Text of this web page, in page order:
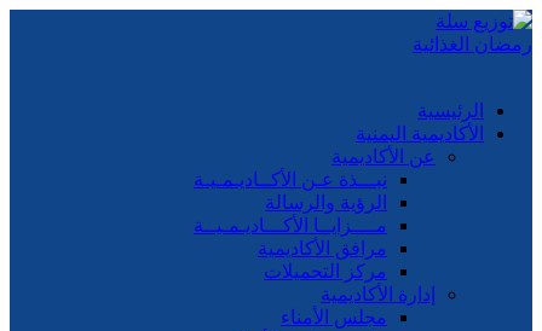
الرئيسية
الأكاديمية اليمنية
عن الأكاديمية
نبـــذة عـن الأكــاديـمـيـة
الرؤية والرسالة
مــــزايــا الأكـــاديـمـيــة
مرافق الأكاديمية
مركز التحميلات
إدارة الأكاديمية
مجلس الأمناء